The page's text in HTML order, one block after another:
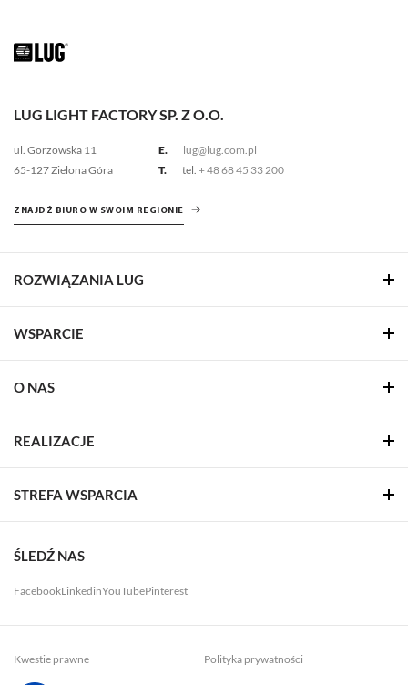
LUG LIGHT FACTORY SP. Z O.O.
ul. Gorzowska 11
65-127 Zielona Góra
E.
lug@lug.com.pl
T.
tel. + 48 68 45 33 200
ZNAJDŹ BIURO W SWOIM REGIONIE
ROZWIĄZANIA LUG
WSPARCIE
O NAS
REALIZACJE
STREFA WSPARCIA
ŚLEDŹ NAS
FacebookLinkedinYouTubePinterest
Kwestie prawne Polityka prywatności